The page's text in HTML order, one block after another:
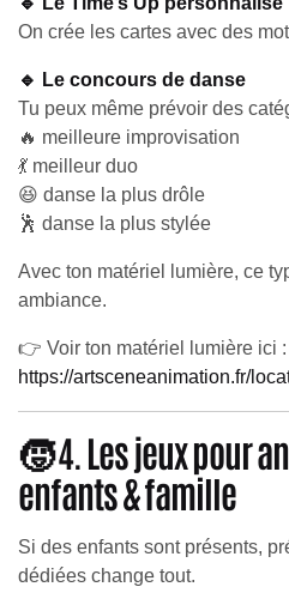
On crée les cartes avec des
🔹 Le concours de danse
Tu peux même prévoir des
🔥 meilleure improvisation
💃 meilleur duo
😆 danse la plus drôle
🕺 danse la plus stylée
Avec ton matériel lumière, ce
ambiance.
👉 Voir ton matériel lumière ici :
https://artsceneanimation.fr/
🧒 4. Les jeux pour
enfants & famille
Si des enfants sont présents,
dédiées change tout.